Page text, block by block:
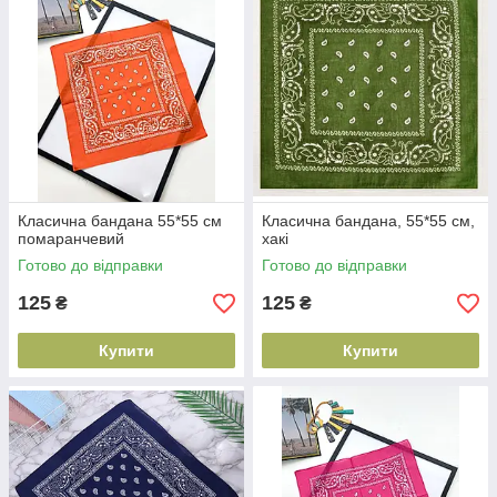
Класична бандана 55*55 см
помаранчевий
Готово до відправки
125 ₴
Купити
Класична бандана, 55*55 см,
хакі
Готово до відправки
125 ₴
Купити